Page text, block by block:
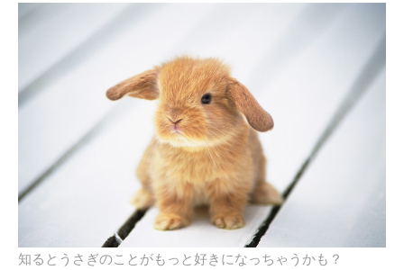
知るとうさぎのことがもっと好きになっちゃうかも？